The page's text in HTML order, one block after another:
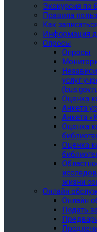
Экскурсия по
Правила
Как
Информация
Опросы
Опросы
услуг
Оценка
Анкета
Анкета
Oценка
Oценка
жизни
Онлайн
Онлайн
Подать